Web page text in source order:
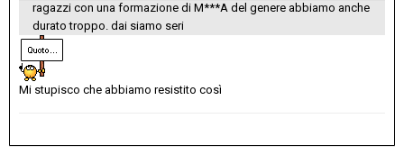
ragazzi con una formazione di M***A del genere abbiamo anche
durato troppo. dai siamo seri
Mi stupisco che abbiamo resistito così